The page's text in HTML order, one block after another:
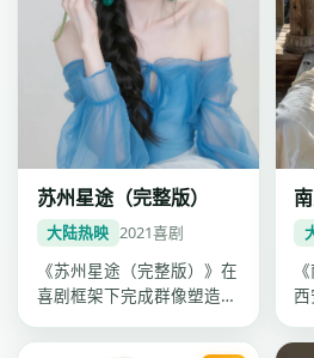
苏州星途（完整版）
大陆热映 2021喜剧
《苏州星途（完整版）》在
喜剧框架下完成群像塑造，
2021年…
西